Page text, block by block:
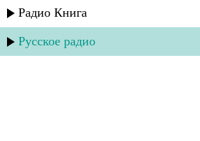
Радио Книга
Русское радио